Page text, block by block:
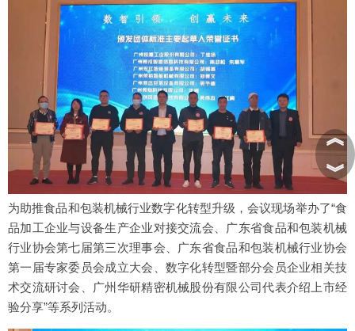
为助推食品和包装机械行业数字化转型升级，会议现场举办了“食
品加工企业与设备生产企业对接交流会、广东省食品和包装机械
行业协会第七届第三次理事会、广东省食品和包装机械行业协会
第一届专家委员会成立大会、数字化转型暨部分会员企业相关技
术交流研讨会、广州华研精密机械股份有限公司代表介绍上市经
验分享”等系列活动。
︽
︾